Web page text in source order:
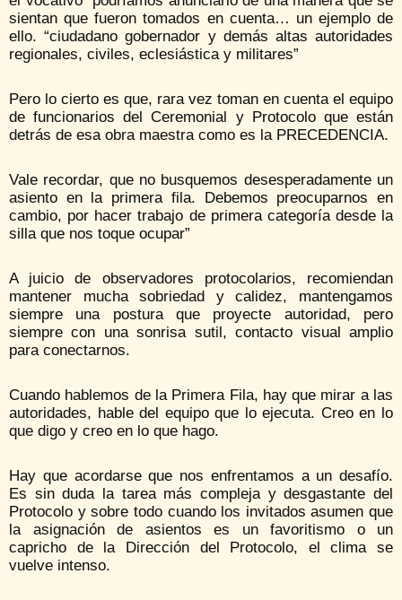
sientan que fueron tomados en cuenta… un ejemplo de
ello. “ciudadano gobernador y demás altas autoridades
regionales, civiles, eclesiástica y militares”
Pero lo cierto es que, rara vez toman en cuenta el equipo
de funcionarios del Ceremonial y Protocolo que están
detrás de esa obra maestra como es la PRECEDENCIA.
Vale recordar, que no busquemos desesperadamente un
asiento en la primera fila. Debemos preocuparnos en
cambio, por hacer trabajo de primera categoría desde la
silla que nos toque ocupar”
A juicio de observadores protocolarios, recomiendan
mantener mucha sobriedad y calidez, mantengamos
siempre una postura que proyecte autoridad, pero
siempre con una sonrisa sutil, contacto visual amplio
para conectarnos.
Cuando hablemos de la Primera Fila, hay que mirar a las
autoridades, hable del equipo que lo ejecuta. Creo en lo
que digo y creo en lo que hago.
Hay que acordarse que nos enfrentamos a un desafío.
Es sin duda la tarea más compleja y desgastante del
Protocolo y sobre todo cuando los invitados asumen que
la asignación de asientos es un favoritismo o un
capricho de la Dirección del Protocolo, el clima se
vuelve intenso.